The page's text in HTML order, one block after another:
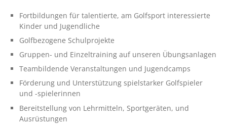
Fortbildungen für talentierte, am Golfsport interessierte
Kinder und Jugendliche
Golfbezogene Schulprojekte
Gruppen- und Einzeltraining auf unseren Übungsanlagen
Teambildende Veranstaltungen und Jugendcamps
Förderung und Unterstützung spielstarker Golfspieler
und -spielerinnen
Bereitstellung von Lehrmitteln, Sportgeräten, und
Ausrüstungen